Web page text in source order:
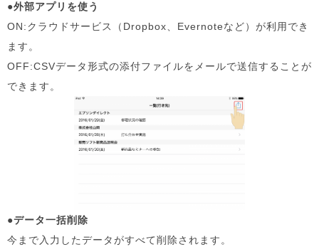
●外部アプリを使う
ON:クラウドサービス（Dropbox、Evernoteなど）が利用でき
ます。
OFF:CSVデータ形式の添付ファイルをメールで送信することが
できます。
●データ一括削除
今まで入力したデータがすべて削除されます。